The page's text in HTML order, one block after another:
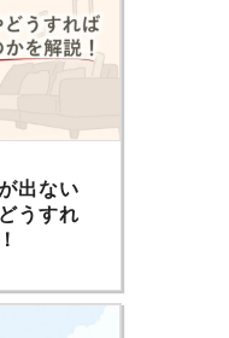
出ない
うすれ